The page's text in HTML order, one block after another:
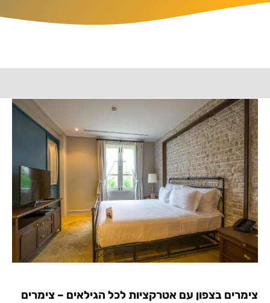
צימרים בצפון עם אטרקציות לכל הגילאים – צימרים